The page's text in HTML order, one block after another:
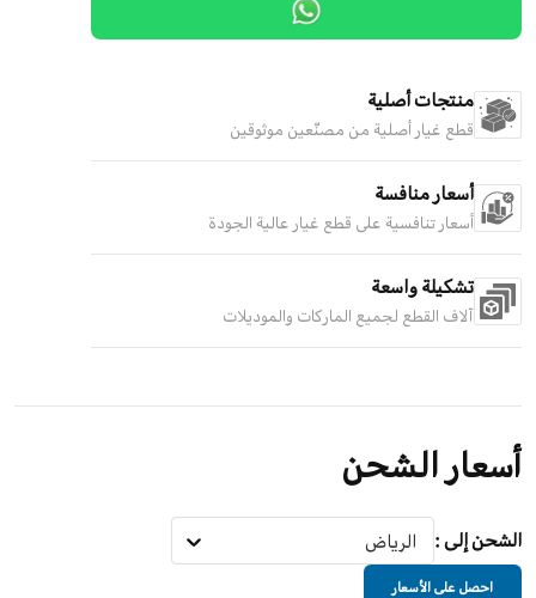
منتجات أصلية
قطع غيار أصلية من مصنّعين موثوقين
أسعار منافسة
أسعار تنافسية على قطع غيار عالية الجودة
تشكيلة واسعة
آلاف القطع لجميع الماركات والموديلات
أسعار الشحن
الشحن إلى : الرياض
احصل على الأسعار